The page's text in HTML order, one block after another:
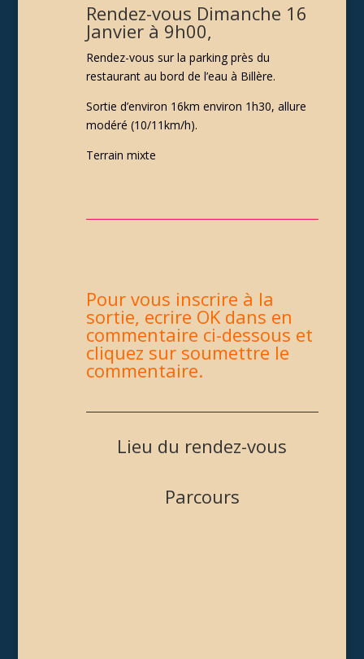
Rendez-vous Dimanche 16
Janvier à 9h00,
Rendez-vous sur la parking près du
restaurant au bord de l’eau à Billère.
Sortie d’environ 16km environ 1h30, allure
modéré (10/11km/h).
Terrain mixte
Pour vous inscrire à la
sortie, ecrire OK dans en
commentaire ci-dessous et
cliquez sur soumettre le
commentaire.
Lieu du rendez-vous
Parcours